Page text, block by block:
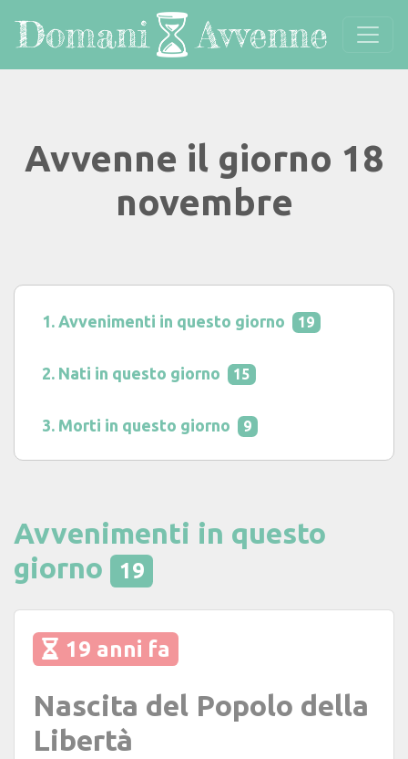
Avvenne il giorno 18
novembre
Avvenimenti in questo giorno 19
Nati in questo giorno 15
Morti in questo giorno 9
Avvenimenti in questo
giorno
19
19 anni fa
Nascita del Popolo della
Libertà